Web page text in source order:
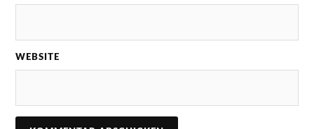
WEBSITE